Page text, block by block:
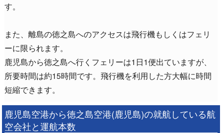
す。
また、離島の徳之島へのアクセスは飛行機もしくはフェリ
ーに限られます。
鹿児島から徳之島へ行くフェリーは1日1便出ていますが、
所要時間は約15時間です。飛行機を利用した方大幅に時間
短縮できます。
鹿児島空港から徳之島空港(鹿児島)の就航している航
空会社と運航本数